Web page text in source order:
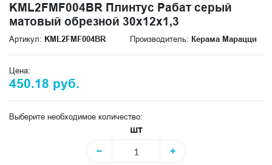
KML2FMF004BR Плинтус Рабат серый
матовый обрезной 30x12x1,3
Артикул: KML2FMF004BR Производитель: Керама Марацци
Цена:
450.18 руб.
Выберите необходимое количество:
шт
−
+